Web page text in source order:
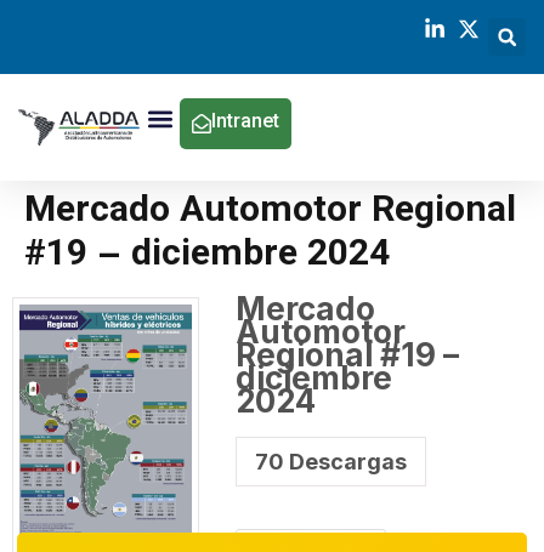
Intranet
Mercado Automotor Regional
#19 – diciembre 2024
Mercado
Automotor
Regional #19 –
diciembre
2024
70 Descargas